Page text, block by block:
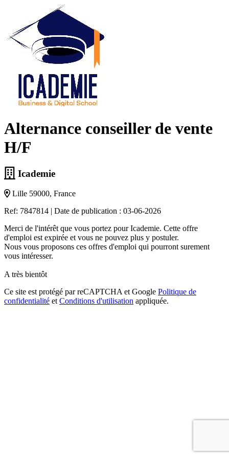
Alternance conseiller de vente
H/F
Icademie
Lille 59000, France
Ref: 7847814 | Date de publication : 03-06-2026
Merci de l'intérêt que vous portez pour Icademie. Cette offre
d'emploi est expirée et vous ne pouvez plus y postuler.
Nous vous proposons ces offres d'emploi qui pourront surement
vous intéresser.
A très bientôt
Ce site est protégé par reCAPTCHA et Google Politique de
confidentialité et Conditions d'utilisation appliquée.